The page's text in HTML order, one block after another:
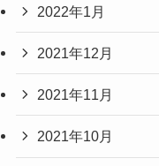
2022年1月
2021年12月
2021年11月
2021年10月